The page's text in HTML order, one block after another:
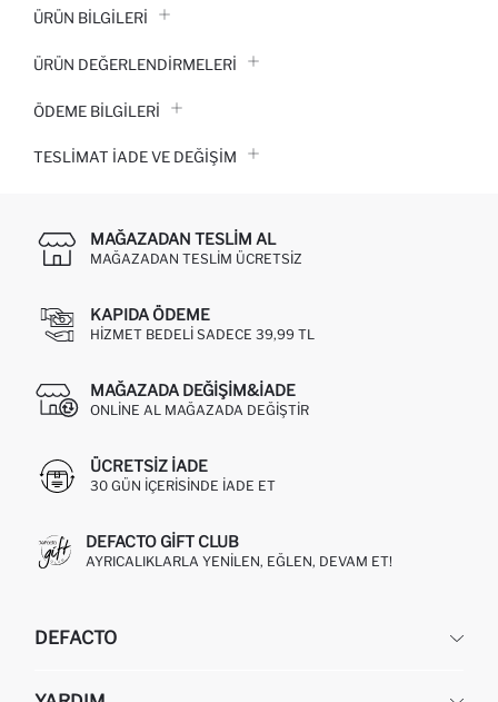
ÜRÜN BILGILERI
ÜRÜN DEĞERLENDİRMELERİ
ÖDEME BİLGİLERİ
TESLIMAT İADE VE DEĞIŞIM
MAĞAZADAN TESLIM AL
MAĞAZADAN TESLIM ÜCRETSIZ
KAPIDA ÖDEME
HIZMET BEDELI SADECE 39,99 TL
MAĞAZADA DEĞIŞIM&İADE
ONLINE AL MAĞAZADA DEĞIŞTIR
ÜCRETSIZ IADE
30 GÜN IÇERISINDE IADE ET
DEFACTO GIFT CLUB
AYRICALIKLARLA YENILEN, EĞLEN, DEVAM ET!
DEFACTO